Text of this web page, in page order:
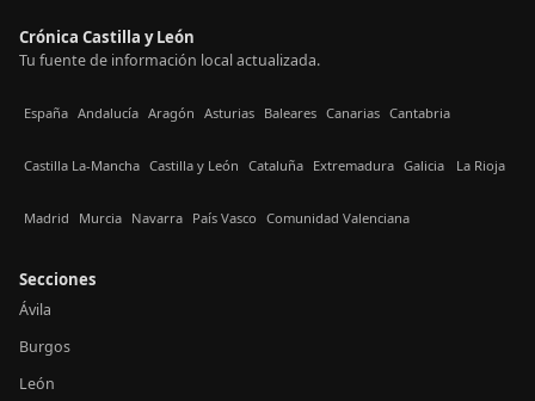
Crónica Castilla y León
Tu fuente de información local actualizada.
España Andalucía Aragón Asturias Baleares Canarias Cantabria
Castilla La-Mancha Castilla y León Cataluña Extremadura Galicia La Rioja
Madrid Murcia Navarra País Vasco Comunidad Valenciana
Secciones
Ávila
Burgos
León